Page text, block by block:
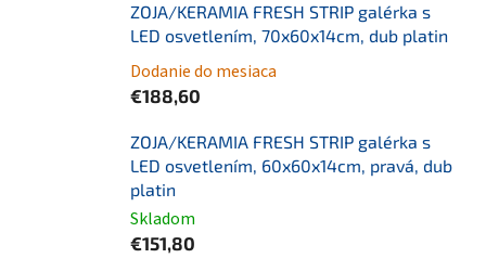
ZOJA/KERAMIA FRESH STRIP galérka s
LED osvetlením, 70x60x14cm, dub platin
Dodanie do mesiaca
€188,60
ZOJA/KERAMIA FRESH STRIP galérka s
LED osvetlením, 60x60x14cm, pravá, dub
platin
Skladom
€151,80